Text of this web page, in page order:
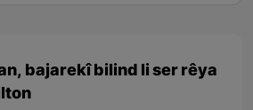
bajarekî bilind li ser rêya